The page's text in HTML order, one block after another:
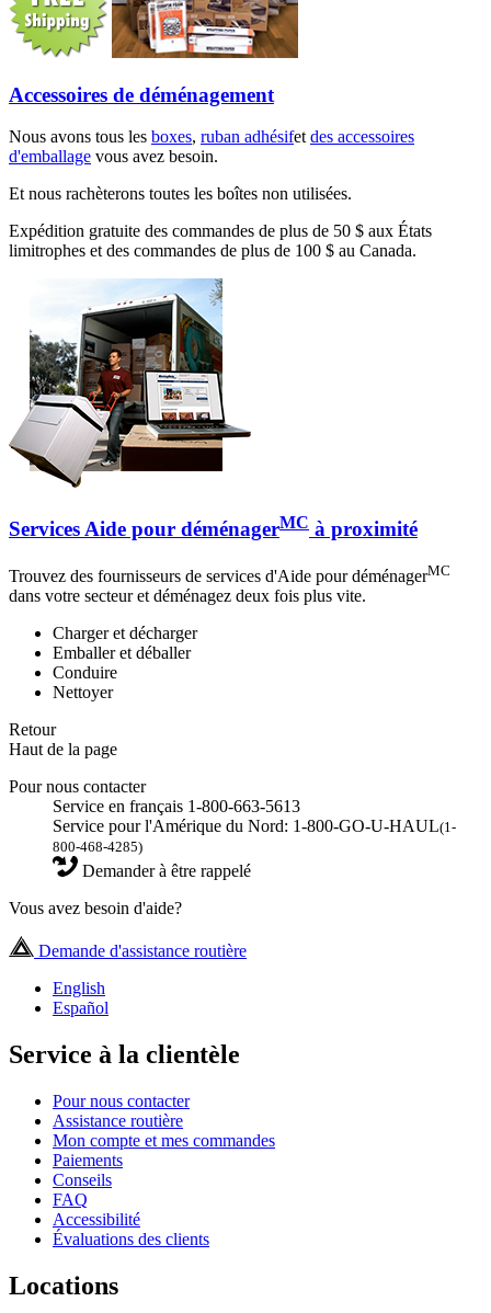
Accessoires de déménagement
Nous avons tous les boxes, ruban adhésifetdes accessoires
d'emballage vous avez besoin.
Et nous rachèterons toutes les boîtes non utilisées.
Expédition gratuite des commandes de plus de 50 $ aux États
limitrophes et des commandes de plus de 100 $ au Canada.
Services Aide pour déménagerMC à proximité
Trouvez des fournisseurs de services d'Aide pour déménagerMC
dans votre secteur et déménagez deux fois plus vite.
Charger et décharger
Emballer et déballer
Conduire
Nettoyer
Retour
Haut de la page
Pour nous contacter
Service en français 1-800-663-5613
Service pour l'Amérique du Nord: 1-800-GO-U-HAUL(1-
800-468-4285)
Demander à être rappelé
Vous avez besoin d'aide?
Demande d'assistance routière
English
Español
Service à la clientèle
Pour nous contacter
Assistance routière
Mon compte et mes commandes
Paiements
Conseils
FAQ
Accessibilité
Évaluations des clients
Locations